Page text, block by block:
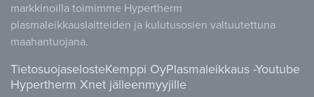
markkinoilla toimimme Hypertherm
plasmaleikkauslaitteiden ja kulutusosien valtuutettuna
maahantuojana.
TietosuojaselosteKemppi OyPlasmaleikkaus -Youtube
Hypertherm Xnet jälleenmyyjille